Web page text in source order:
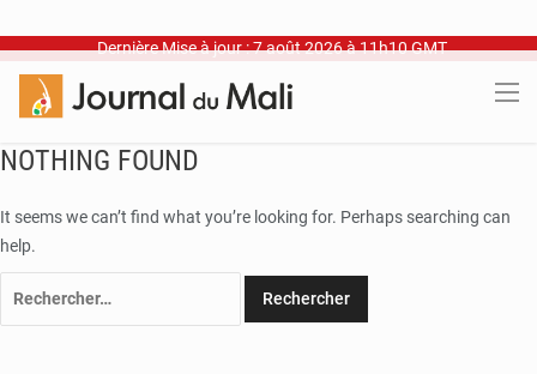
Dernière Mise à jour : 7 août 2026 à 11h10 GMT
NOTHING FOUND
It seems we can’t find what you’re looking for. Perhaps searching can
help.